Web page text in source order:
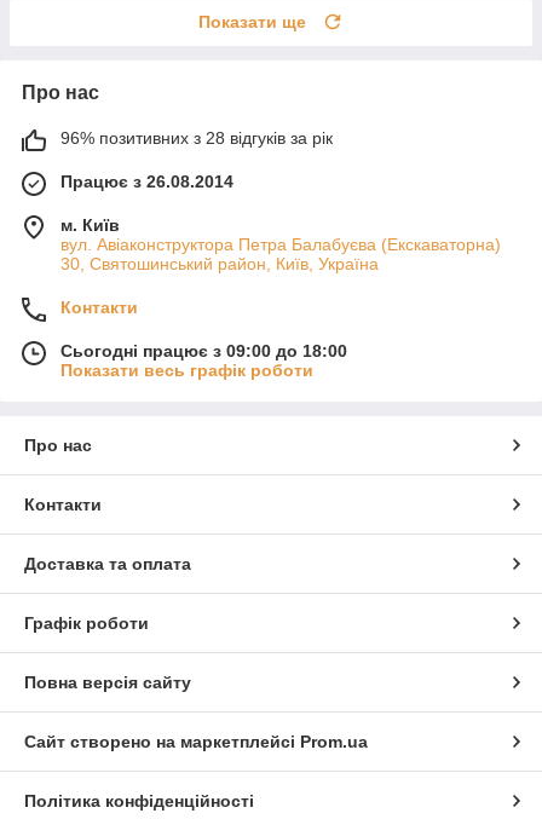
Показати ще
Про нас
96% позитивних з 28 відгуків за рік
Працює з 26.08.2014
м. Київ
вул. Авіаконструктора Петра Балабуєва (Екскаваторна)
30, Святошинський район, Київ, Україна
Контакти
Сьогодні працює з 09:00 до 18:00
Показати весь графік роботи
Про нас
Контакти
Доставка та оплата
Графік роботи
Повна версія сайту
Сайт створено на маркетплейсі Prom.ua
Політика конфіденційності